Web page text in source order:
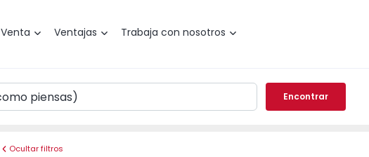
Venta Ventajas Trabaja con nosotros
Encontrar
Ocultar filtros